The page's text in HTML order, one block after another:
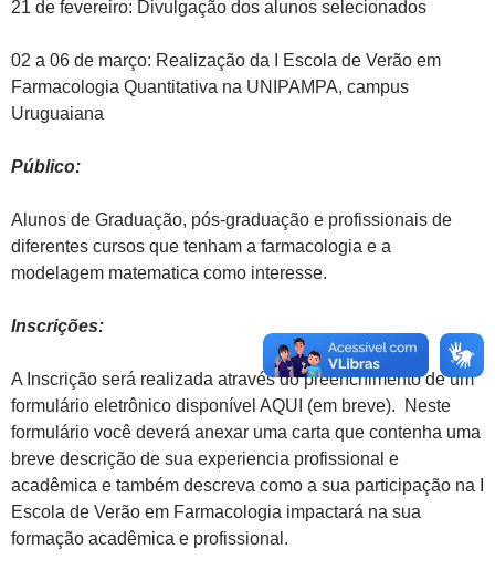
21 de fevereiro: Divulgação dos alunos selecionados
02 a 06 de março: Realização da I Escola de Verão em
Farmacologia Quantitativa na UNIPAMPA, campus
Uruguaiana
Público:
Alunos de Graduação, pós-graduação e profissionais de
diferentes cursos que tenham a farmacologia e a
modelagem matematica como interesse.
Inscrições:
A Inscrição será realizada através do preenchimento de um
formulário eletrônico disponível AQUI (em breve). Neste
formulário você deverá anexar uma carta que contenha uma
breve descrição de sua experiencia profissional e
acadêmica e também descreva como a sua participação na I
Escola de Verão em Farmacologia impactará na sua
formação acadêmica e profissional.